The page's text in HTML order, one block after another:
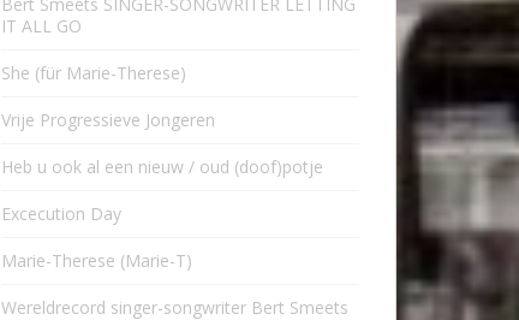
IT ALL GO
She (für Marie-Therese)
Vrije Progressieve Jongeren
Heb u ook al een nieuw / oud (doof)potje
Excecution Day
Marie-Therese (Marie-T)
Wereldrecord singer-songwriter Bert Smeets